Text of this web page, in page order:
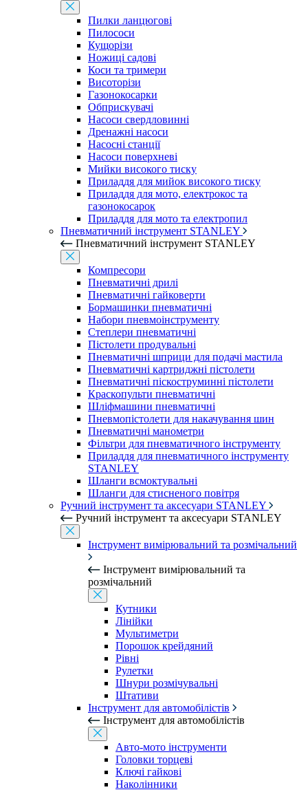
Пилки ланцюгові
Пилососи
Кущорізи
Ножиці садові
Коси та тримери
Висоторізи
Газонокосарки
Обприскувачі
Насоси свердловинні
Дренажні насоси
Насосні станції
Насоси поверхневі
Мийки високого тиску
Приладдя для мийок високого тиску
Приладдя для мото, електрокос та
газонокосарок
Приладдя для мото та електропил
Пневматичний інструмент STANLEY
Пневматичний інструмент STANLEY
Компресори
Пневматичні дрилі
Пневматичні гайковерти
Бормашинки пневматичні
Набори пневмоінструменту
Степлери пневматичні
Пістолети продувальні
Пневматичні шприци для подачі мастила
Пневматичні картриджні пістолети
Пневматичні піскоструминні пістолети
Краскопульти пневматичні
Шліфмашини пневматичні
Пневмопістолети для накачування шин
Пневматичні манометри
Фільтри для пневматичного інструменту
Приладдя для пневматичного інструменту
STANLEY
Шланги всмоктувальні
Шланги для стисненого повітря
Ручний інструмент та аксесуари STANLEY
Ручний інструмент та аксесуари STANLEY
Інструмент вимірювальний та розмічальний
Інструмент вимірювальний та
розмічальний
Кутники
Лінійки
Мультиметри
Порошок крейдяний
Рівні
Рулетки
Шнури розмічувальні
Штативи
Інструмент для автомобілістів
Інструмент для автомобілістів
Авто-мото інструменти
Головки торцеві
Ключі гайкові
Наколінники